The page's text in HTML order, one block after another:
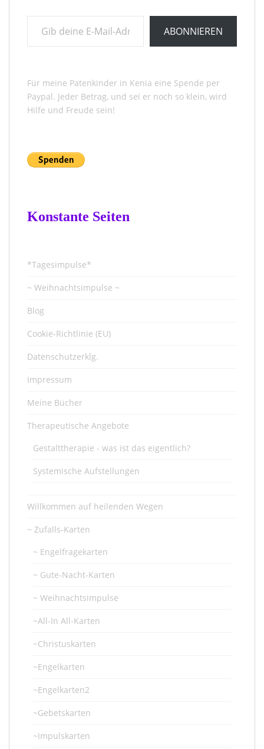
ABONNIEREN
Für meine Patenkinder in Kenia eine Spende per
Paypal. Jeder Betrag, und sei er noch so klein, wird
Hilfe und Freude sein!
Konstante Seiten
*Tagesimpulse*
~ Weihnachtsimpulse ~
Blog
Cookie-Richtlinie (EU)
Datenschutzerklg.
Impressum
Meine Bücher
Therapeutische Angebote
Gestalttherapie - was ist das eigentlich?
Systemische Aufstellungen
Willkommen auf heilenden Wegen
~ Zufalls-Karten
~ Engelfragekarten
~ Gute-Nacht-Karten
~ Weihnachtsimpulse
~All-In All-Karten
~Christuskarten
~Engelkarten
~Engelkarten2
~Gebetskarten
~Impulskarten